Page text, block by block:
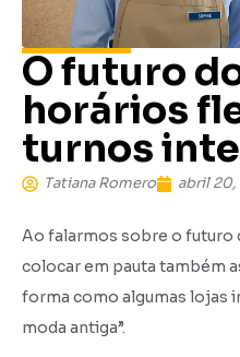
O futuro
horários
turnos
Tatiana Romero abril
Ao falarmos sobre o futuro
colocar em pauta também
forma como algumas lojas
moda antiga”.